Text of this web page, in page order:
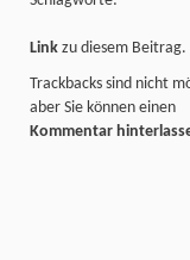
Link zu diesem Beitrag.
Trackbacks sind nicht
aber Sie können einen
Kommentar